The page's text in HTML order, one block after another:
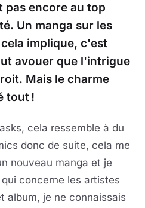
pas encore au top
Un manga sur les
implique, c'est
avouer que l'intrigue
Mais le charme
tout !
cela ressemble à du
donc de suite, cela me
nouveau manga et je
concerne les artistes
album, je ne connaissais